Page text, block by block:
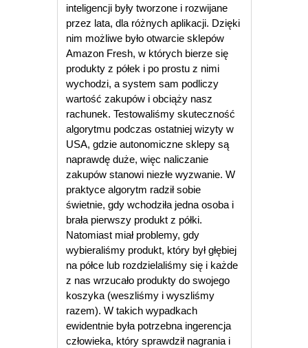
inteligencji były tworzone i rozwijane
przez lata, dla różnych aplikacji. Dzięki
nim możliwe było otwarcie sklepów
Amazon Fresh, w których bierze się
produkty z półek i po prostu z nimi
wychodzi, a system sam podliczy
wartość zakupów i obciąży nasz
rachunek. Testowaliśmy skuteczność
algorytmu podczas ostatniej wizyty w
USA, gdzie autonomiczne sklepy są
naprawdę duże, więc naliczanie
zakupów stanowi niezłe wyzwanie. W
praktyce algorytm radził sobie
świetnie, gdy wchodziła jedna osoba i
brała pierwszy produkt z półki.
Natomiast miał problemy, gdy
wybieraliśmy produkt, który był głębiej
na półce lub rozdzielaliśmy się i każde
z nas wrzucało produkty do swojego
koszyka (weszliśmy i wyszliśmy
razem). W takich wypadkach
ewidentnie była potrzebna ingerencja
człowieka, który sprawdził nagrania i